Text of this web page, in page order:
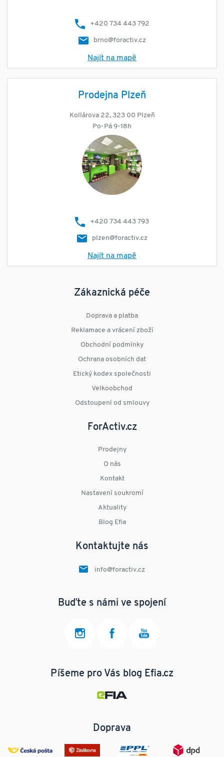
+420 734 443 792
brno@foractiv.cz
Najít na mapě
Prodejna Plzeň
Kollárova 22, 323 00 Plzeň
Po-Pá 9-18h
+420 734 443 793
plzen@foractiv.cz
Najít na mapě
Zákaznická péče
Doprava a platba
Reklamace a vrácení zboží
Obchodní podmínky
Ochrana osobních dat
Etický kodex společnosti
Velkoobchod
Odstoupení od smlouvy
ForActiv.cz
Prodejny
O nás
Kontakt
Nastavení soukromí
Aktuality
Blog Efia
Kontaktujte nás
info@foractiv.cz
Buďte s námi ve spojení
Píšeme pro Vás blog Efia.cz
Doprava